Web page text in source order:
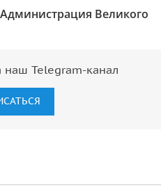
Великого
наш Telegram-канал